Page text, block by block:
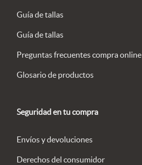
Guía de tallas
Guía de tallas
Preguntas frecuentes compra online
Glosario de productos
Seguridad en tu compra
Envíos y devoluciones
Derechos del consumidor